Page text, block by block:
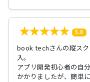
5.0
book techさんの縦ス
入。
アプリ開発初心者の自
かかりましたが、簡単